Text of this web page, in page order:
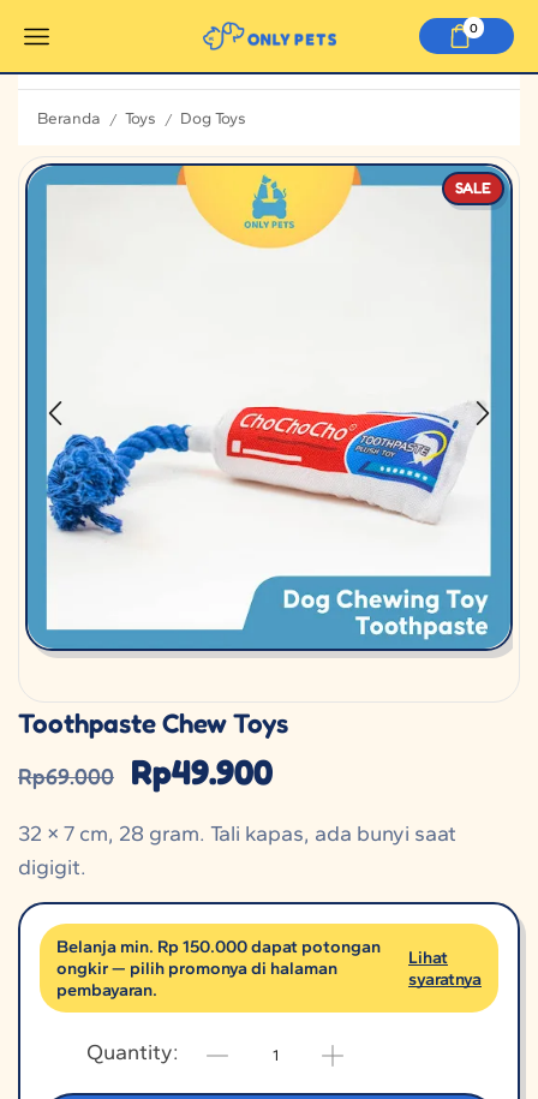
0
Beranda / Toys / Dog Toys
SALE
Toothpaste Chew Toys
Rp69.000 Rp49.900
32 × 7 cm, 28 gram. Tali kapas, ada bunyi saat
digigit.
Belanja min. Rp 150.000 dapat potongan
ongkir — pilih promonya di halaman
pembayaran.
Lihat
syaratnya